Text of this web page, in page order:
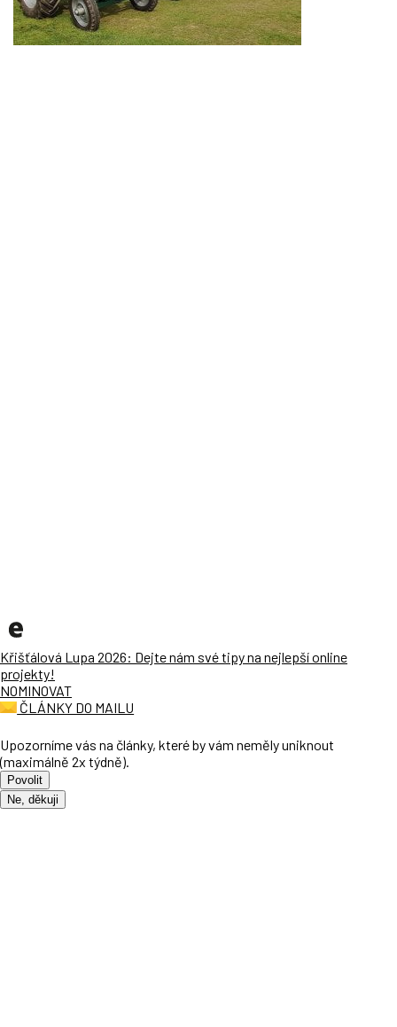
Křišťálová Lupa 2026: Dejte nám své tipy na nejlepší online
projekty!
NOMINOVAT
ČLÁNKY DO MAILU
Upozorníme vás na články, které by vám neměly uniknout
(maximálně 2x týdně).
Povolit
Ne, děkuji